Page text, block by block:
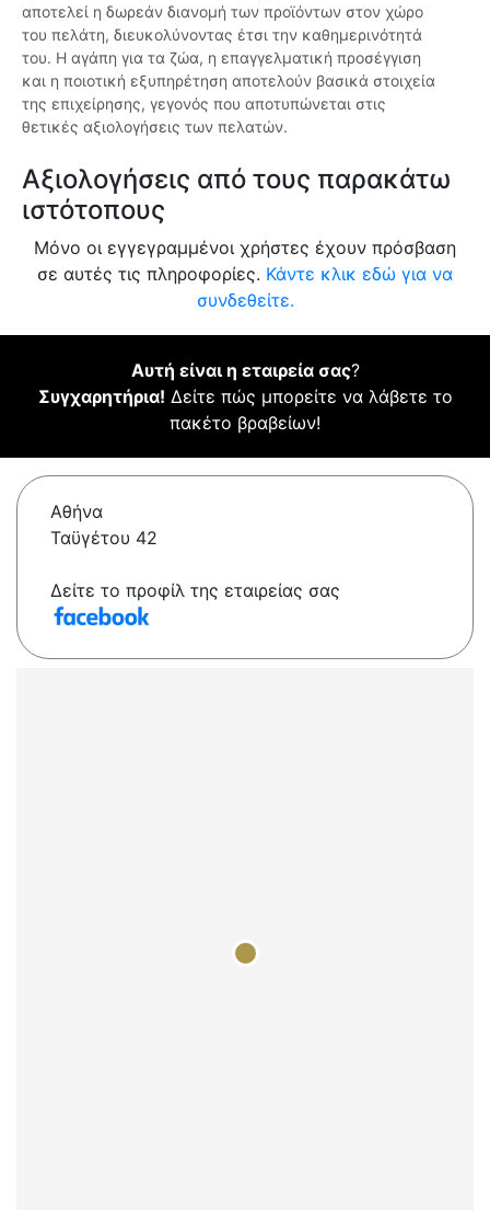
αποτελεί η δωρεάν διανομή των προϊόντων στον χώρο
του πελάτη, διευκολύνοντας έτσι την καθημερινότητά
του. Η αγάπη για τα ζώα, η επαγγελματική προσέγγιση
και η ποιοτική εξυπηρέτηση αποτελούν βασικά στοιχεία
της επιχείρησης, γεγονός που αποτυπώνεται στις
θετικές αξιολογήσεις των πελατών.
Αξιολογήσεις από τους παρακάτω
ιστότοπους
Μόνο οι εγγεγραμμένοι χρήστες έχουν πρόσβαση
σε αυτές τις πληροφορίες. Κάντε κλικ εδώ για να
συνδεθείτε.
Αυτή είναι η εταιρεία σας?
Συγχαρητήρια! Δείτε πώς μπορείτε να λάβετε το
πακέτο βραβείων!
Αθήνα
Ταϋγέτου 42
Δείτε το προφίλ της εταιρείας σας